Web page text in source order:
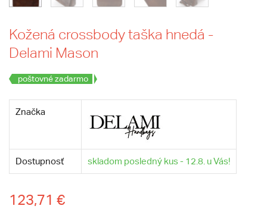
Kožená crossbody taška hnedá -
Delami Mason
poštovné zadarmo
Značka
Dostupnosť skladom posledný kus - 12.8. u Vás!
123,71 €